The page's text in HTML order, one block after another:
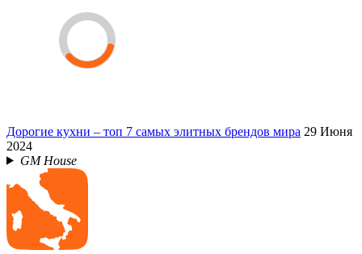
Дорогие кухни – топ 7 самых элитных брендов мира 29 Июня
2024
GM House